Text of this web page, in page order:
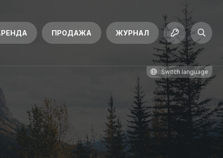
ПРОДАЖА ЖУРНАЛ
Switch language